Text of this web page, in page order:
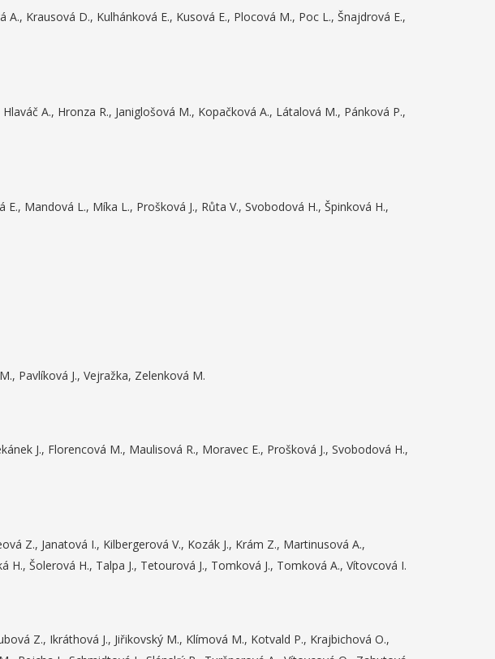
Krausová D., Kulhánková E., Kusová E., Plocová M., Poc L., Šnajdrová E.,
A., Hronza R., Janiglošová M., Kopačková A., Látalová M., Pánková P.,
Mandová L., Míka L., Prošková J., Růta V., Svobodová H., Špinková H.,
Pavlíková J., Vejražka, Zelenková M.
J., Florencová M., Maulisová R., Moravec E., Prošková J., Svobodová H.,
Z., Janatová I., Kilbergerová V., Kozák J., Krám Z., Martinusová A.,
H., Šolerová H., Talpa J., Tetourová J., Tomková J., Tomková A., Vítovcová I.
Z., Ikráthová J., Jiřikovský M., Klímová M., Kotvald P., Krajbichová O.,